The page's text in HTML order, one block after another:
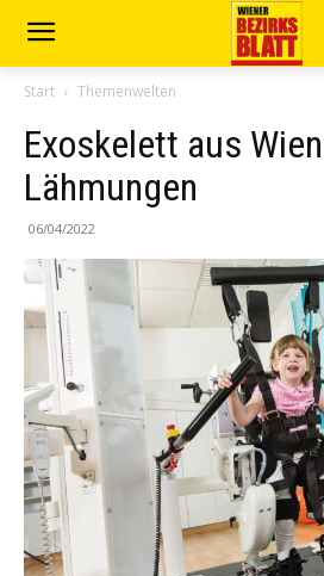
Start Themenwelten
Exoskelett aus
Lähmungen
06/04/2022